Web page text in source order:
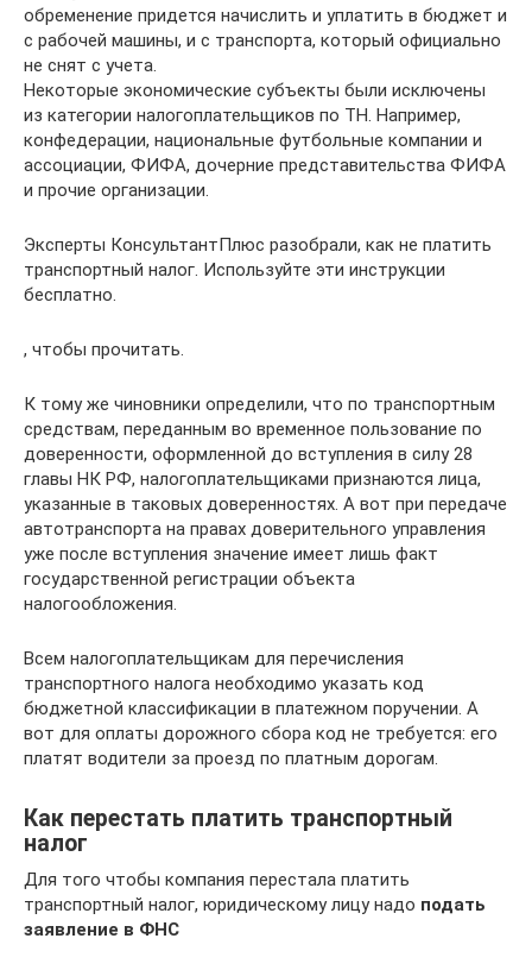
обременение придется начислить и уплатить в бюджет и
с рабочей машины, и с транспорта, который официально
не снят с учета.
Некоторые экономические субъекты были исключены
из категории налогоплательщиков по ТН. Например,
конфедерации, национальные футбольные компании и
ассоциации, ФИФА, дочерние представительства ФИФА
и прочие организации.
Эксперты КонсультантПлюс разобрали, как не платить
транспортный налог. Используйте эти инструкции
бесплатно.
, чтобы прочитать.
К тому же чиновники определили, что по транспортным
средствам, переданным во временное пользование по
доверенности, оформленной до вступления в силу 28
главы НК РФ, налогоплательщиками признаются лица,
указанные в таковых доверенностях. А вот при передаче
автотранспорта на правах доверительного управления
уже после вступления значение имеет лишь факт
государственной регистрации объекта
налогообложения.
Всем налогоплательщикам для перечисления
транспортного налога необходимо указать код
бюджетной классификации в платежном поручении. А
вот для оплаты дорожного сбора код не требуется: его
платят водители за проезд по платным дорогам.
Как перестать платить транспортный
налог
Для того чтобы компания перестала платить
транспортный налог, юридическому лицу надо подать
заявление в ФНС